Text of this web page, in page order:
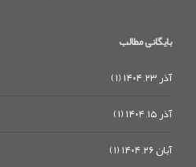
بایگانی مطالب
آذر ۲۳, ۱۴۰۴ (۱)
آذر ۱۵, ۱۴۰۴ (۱)
آبان ۲۶, ۱۴۰۴ (۱)